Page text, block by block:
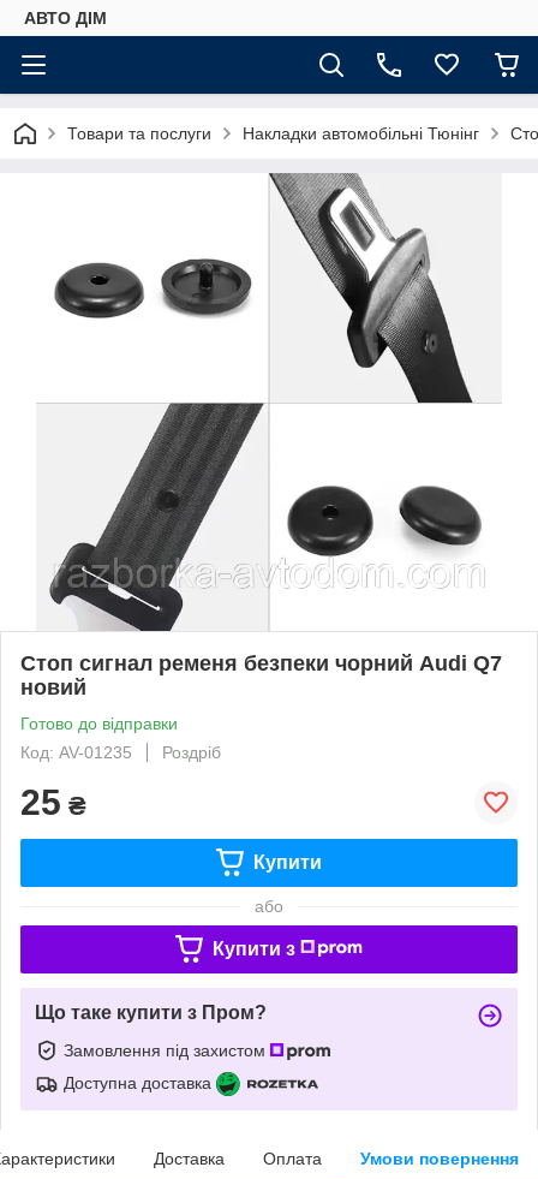
АВТО ДIМ
Товари та послуги Накладки автомобільні Тюнінг
Стоп сигнал ременя безпеки чорний Audi Q7
новий
Готово до відправки
Код: AV-01235
Роздріб
25 ₴
Купити
або
Купити з
Що таке купити з Пром?
Замовлення під захистом
Доступна доставка
Доставка Оплата Умови повернення